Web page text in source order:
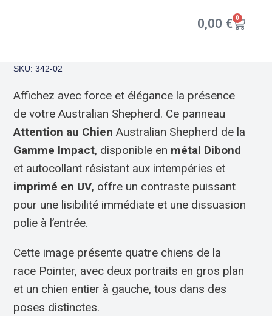
0,00 € 0
SKU: 342-02
Affichez avec force et élégance la présence
de votre Australian Shepherd. Ce panneau
Attention au Chien Australian Shepherd de la
Gamme Impact, disponible en métal Dibond
et autocollant résistant aux intempéries et
imprimé en UV, offre un contraste puissant
pour une lisibilité immédiate et une dissuasion
polie à l’entrée.
Cette image présente quatre chiens de la
race Pointer, avec deux portraits en gros plan
et un chien entier à gauche, tous dans des
poses distinctes.